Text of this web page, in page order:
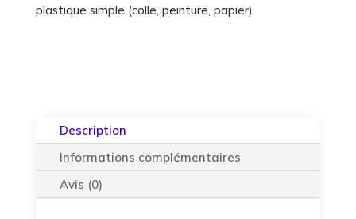
plastique simple (colle, peinture, papier).
Description
Informations complémentaires
Avis (0)